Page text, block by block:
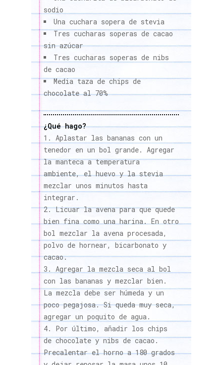
sodio
Una cuchara sopera de stevia
Tres cucharas soperas de cacao
sin azúcar
Tres cucharas soperas de nibs
de cacao
Media taza de chips de
chocolate al 70%
¿Qué hago?
Aplastar las bananas con un
tenedor en un bol grande. Agregar
la manteca a temperatura
ambiente, el huevo y la stevia
mezclar unos minutos hasta
integrar.
Licuar la avena para que quede
bien fina como una harina. En otro
bol mezclar la avena procesada,
polvo de hornear, bicarbonato y
cacao.
Agregar la mezcla seca al bol
con las bananas y mezclar bien.
La mezcla debe ser húmeda y un
poco pegajosa. Si queda muy seca,
agregar un poquito de agua.
Por último, añadir los chips
de chocolate y nibs de cacao.
Precalentar el horno a 180 grados